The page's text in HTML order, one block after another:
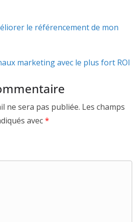
le référencement de mon
marketing avec le plus fort ROI
ne sera pas publiée. Les champs
avec*